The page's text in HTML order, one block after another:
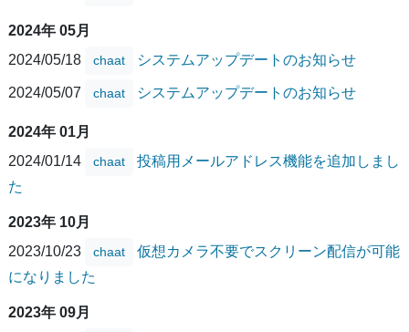
2024年 05月
2024/05/18
chaat システムアップデートのお知らせ
2024/05/07 chaat システムアップデートのお知らせ
2024年 01月
2024/01/14
chaat
投稿用メールアドレス機能を追加しまし
た
2023年 10月
2023/10/23
chaat
仮想カメラ不要でスクリーン配信が可能
になりました
2023年 09月